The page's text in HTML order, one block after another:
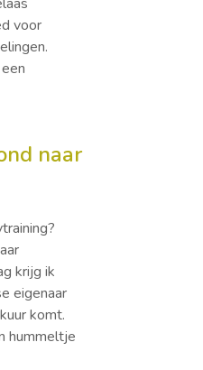
voor
naar
krijg ik
eigenaar
komt.
hummeltje